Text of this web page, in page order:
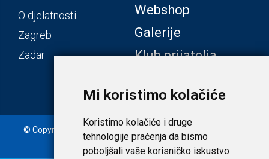
Mi koristimo kolačiće
Koristimo kolačiće i druge
tehnologije praćenja da bismo
poboljšali vaše korisničko iskustvo
O djelatnosti
Zagreb
Zadar
Webshop
Galerije
Klub prijatelja
© Copyright 2020. Laudato d.o.o. | Tečaj konverzije: 1 EUR =
7,53450 HRK | Uvjeti i privatnost